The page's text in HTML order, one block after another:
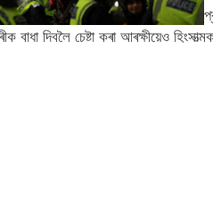
বাধা দিবলৈ চেষ্টা কৰা আৰক্ষীয়েও